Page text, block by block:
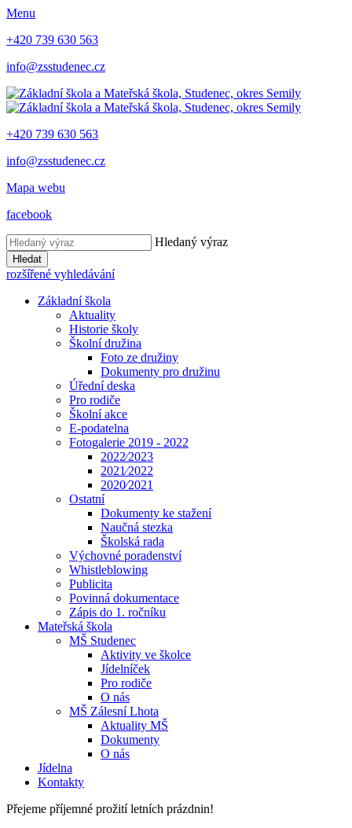
Menu
+420 739 630 563
info@zsstudenec.cz
+420 739 630 563
info@zsstudenec.cz
Mapa webu
facebook
Hledaný výraz
Hledat
rozšířené vyhledávání
Základní škola
Aktuality
Historie školy
Školní družina
Foto ze družiny
Dokumenty pro družinu
Úřední deska
Pro rodiče
Školní akce
E-podatelna
Fotogalerie 2019 - 2022
2022⁄2023
2021⁄2022
2020⁄2021
Ostatní
Dokumenty ke stažení
Naučná stezka
Školská rada
Výchovné poradenství
Whistleblowing
Publicita
Povinná dokumentace
Zápis do 1. ročníku
Mateřská škola
MŠ Studenec
Aktivity ve školce
Jídelníček
Pro rodiče
O nás
MŠ Zálesní Lhota
Aktuality MŠ
Dokumenty
O nás
Jídelna
Kontakty
Přejeme příjemné prožití letních prázdnin!